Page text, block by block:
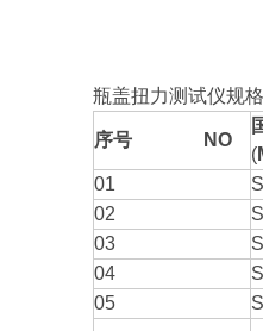
瓶盖扭力测试仪规
序号 NO
(
01
02
03
04
05